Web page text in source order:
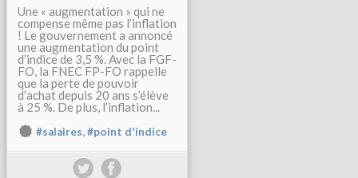
Une « augmentation » qui ne
compense même pas l’inflation
! Le gouvernement a annoncé
une augmentation du point
d’indice de 3,5 %. Avec la FGF-
FO, la FNEC FP-FO rappelle
que la perte de pouvoir
d’achat depuis 20 ans s’élève
à 25 %. De plus, l’inflation...
#salaires,#point d'indice